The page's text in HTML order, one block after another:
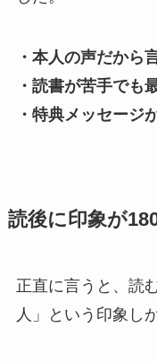
・本人の声だから
・読書が苦手でも
・特典メッセージ
読後に印象が
正直に言うと、読
人」という印象し